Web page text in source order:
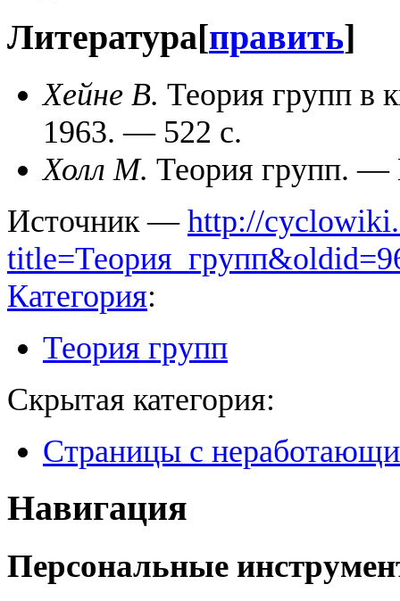
Литература[править]
Хейне В. Теория групп в
1963. — 522 с.
Холл М. Теория групп.
Источник — http://
Категория:
Теория групп
Скрытая категория:
Страницы с
Навигация
Персональные